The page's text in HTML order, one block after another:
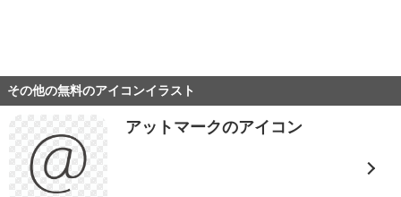
その他の無料のアイコンイラスト
アットマークのアイコン